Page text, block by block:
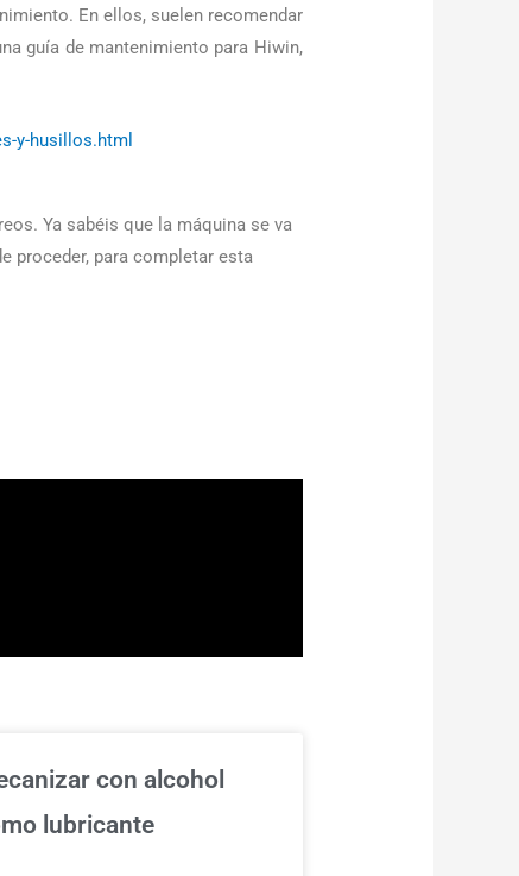
En ellos, suelen recomendar
guía de mantenimiento para Hiwin,
y-husillos.html
Ya sabéis que la máquina se va
proceder, para completar esta
con alcohol
lubricante